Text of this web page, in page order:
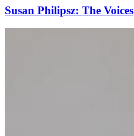
Susan Philipsz: The Voices